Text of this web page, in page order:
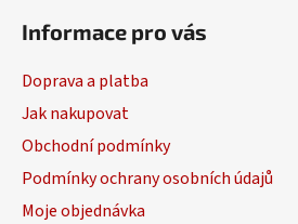
Informace pro vás
Doprava a platba
Jak nakupovat
Obchodní podmínky
Podmínky ochrany osobních údajů
Moje objednávka